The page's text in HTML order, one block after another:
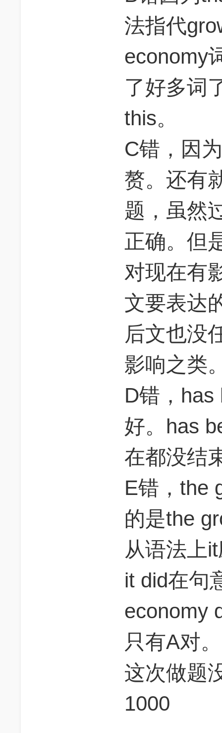
法指代
economy
了好多词
this。
C错，因
赘。还有
题，虽然
正确。但
对现在有
文要表达
后文也没
影响之类
D错，has
好。has
在都没结
E错，the
的是the
从语法上
it did在句
economy
只有A对。
这次做题
1000